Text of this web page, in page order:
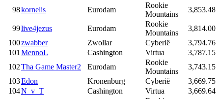
98kornelis Eurodam
Rookie
Mountains
3,853.48
99live4jezus Eurodam
Rookie
Mountains
3,814.00
100zwabber Zwollar Cyberië
3,794.76
101 MennoL Cashington Virtua
3,787.15
102Tha Game Master2 Eurodam
Rookie
Mountains
3,743.15
103Edon Kronenburg Cyberië
3,669.75
104N_v_T Cashington Virtua
3,669.64